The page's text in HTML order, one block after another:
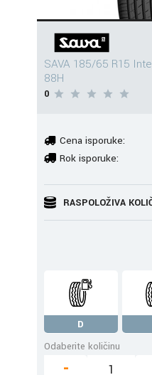
SAVA 185/65 R15
88H
0
Cena isporuke:
Rok isporuke:
RASPOLOŽIVA
D
Odaberite količinu
-